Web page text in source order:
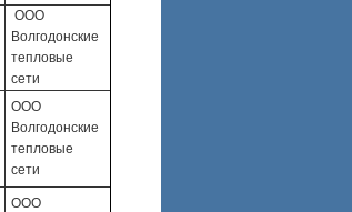
ООО
Волгодонские
тепловые
сети
ООО
Волгодонские
тепловые
сети
ООО